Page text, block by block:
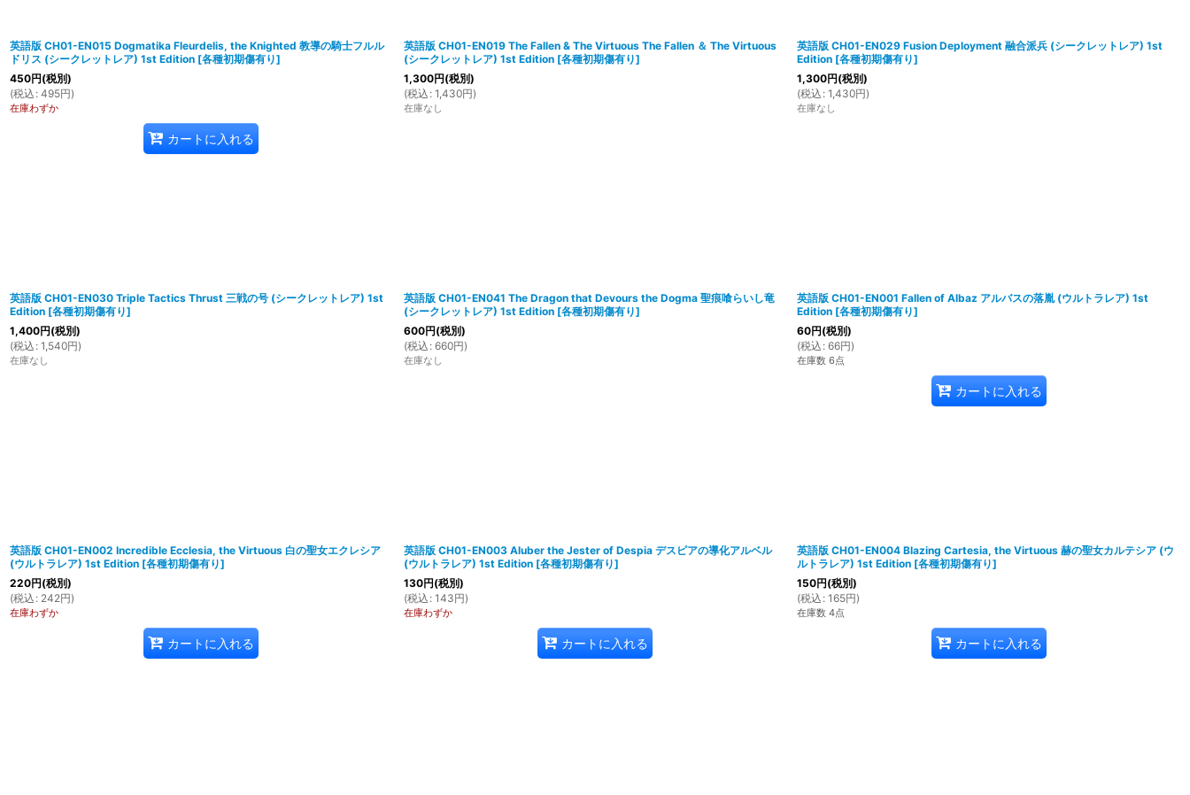
英語版 CH01-EN015 Dogmatika Fleurdelis, the Knighted 教導の騎士フルル
ドリス (シークレットレア) 1st Edition [各種初期傷有り]
450円(税別)
(税込 : 495円)
在庫わずか
カートに入れる
英語版 CH01-EN019 The Fallen & The Virtuous The Fallen ＆ The Virtuous
(シークレットレア) 1st Edition [各種初期傷有り]
1,300円(税別)
(税込 : 1,430円)
在庫なし
英語版 CH01-EN029 Fusion Deployment 融合派兵 (シークレットレア) 1st
Edition [各種初期傷有り]
1,300円(税別)
(税込 : 1,430円)
在庫なし
英語版 CH01-EN030 Triple Tactics Thrust 三戦の号 (シークレットレア) 1st
Edition [各種初期傷有り]
1,400円(税別)
(税込 : 1,540円)
在庫なし
英語版 CH01-EN041 The Dragon that Devours the Dogma 聖痕喰らいし竜
(シークレットレア) 1st Edition [各種初期傷有り]
600円(税別)
(税込 : 660円)
在庫なし
英語版 CH01-EN001 Fallen of Albaz アルバスの落胤 (ウルトラレア) 1st
Edition [各種初期傷有り]
60円(税別)
(税込 : 66円)
在庫数 6点
カートに入れる
英語版 CH01-EN002 Incredible Ecclesia, the Virtuous 白の聖女エクレシア
(ウルトラレア) 1st Edition [各種初期傷有り]
220円(税別)
(税込 : 242円)
在庫わずか
カートに入れる
英語版 CH01-EN003 Aluber the Jester of Despia デスピアの導化アルベル
(ウルトラレア) 1st Edition [各種初期傷有り]
130円(税別)
(税込 : 143円)
在庫わずか
カートに入れる
英語版 CH01-EN004 Blazing Cartesia, the Virtuous 赫の聖女カルテシア (ウ
ルトラレア) 1st Edition [各種初期傷有り]
150円(税別)
(税込 : 165円)
在庫数 4点
カートに入れる